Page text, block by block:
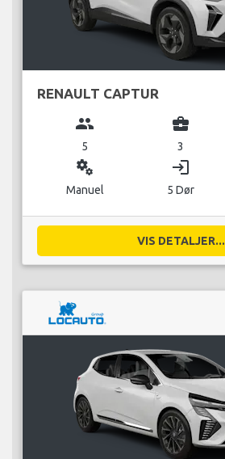
RENAULT CAPTUR
group
5
business_center
3
miscellaneous_services
Manuel
login
5 Dør
VIS DETALJER...